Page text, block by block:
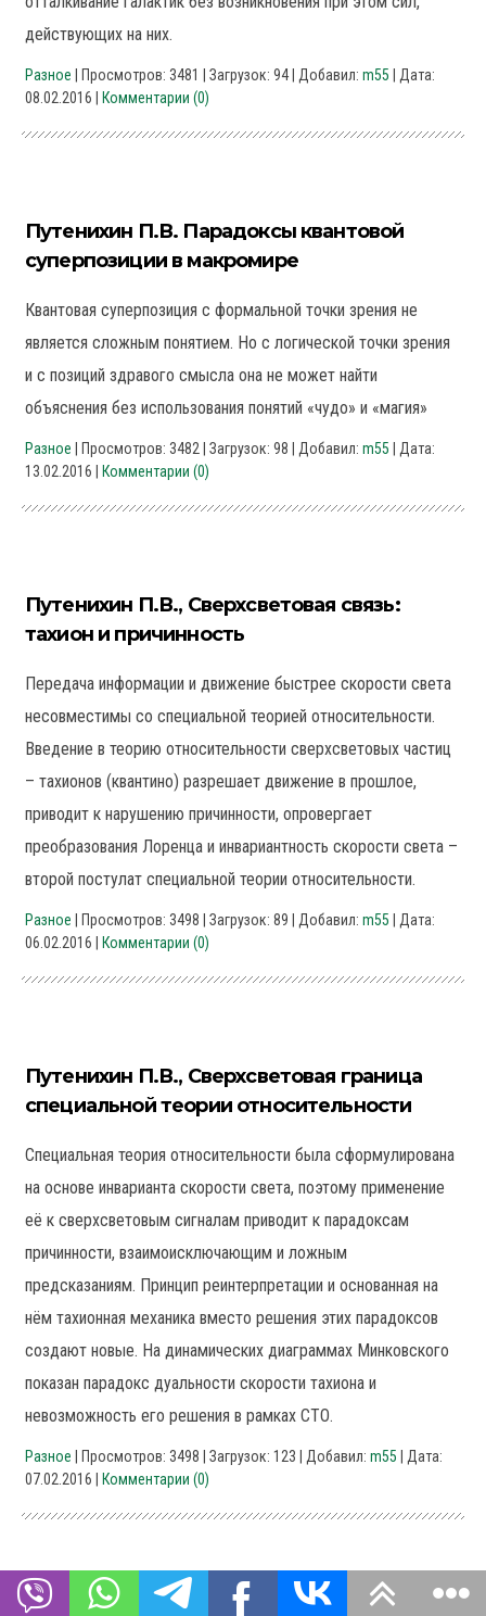
действующих на них.
Разное | Просмотров: 3481 | Загрузок: 94 | Добавил: m55 | Дата:
08.02.2016
Комментарии (0)
Путенихин П.В. Парадоксы квантовой
суперпозиции в макромире
Квантовая суперпозиция с формальной точки зрения не
является сложным понятием. Но с логической точки зрения
и с позиций здравого смысла она не может найти
объяснения без использования понятий «чудо» и «магия»
Разное | Просмотров: 3482 | Загрузок: 98 | Добавил: m55 | Дата:
13.02.2016
Комментарии (0)
Путенихин П.В., Сверхсветовая связь:
тахион и причинность
Передача информации и движение быстрее скорости света
несовместимы со специальной теорией относительности.
Введение в теорию относительности сверхсветовых частиц
– тахионов (квантино) разрешает движение в прошлое,
приводит к нарушению причинности, опровергает
преобразования Лоренца и инвариантность скорости света –
второй постулат специальной теории относительности.
Разное | Просмотров: 3498 | Загрузок: 89 | Добавил: m55 | Дата:
06.02.2016
Комментарии (0)
Путенихин П.В., Сверхсветовая граница
специальной теории относительности
Специальная теория относительности была сформулирована
на основе инварианта скорости света, поэтому применение
её к сверхсветовым сигналам приводит к парадоксам
причинности, взаимоисключающим и ложным
предсказаниям. Принцип реинтерпретации и основанная на
нём тахионная механика вместо решения этих парадоксов
создают новые. На динамических диаграммах Минковского
показан парадокс дуальности скорости тахиона и
невозможность его решения в рамках СТО.
Разное | Просмотров: 3498 | Загрузок: 123 | Добавил: m55 | Дата:
07.02.2016
Комментарии (0)